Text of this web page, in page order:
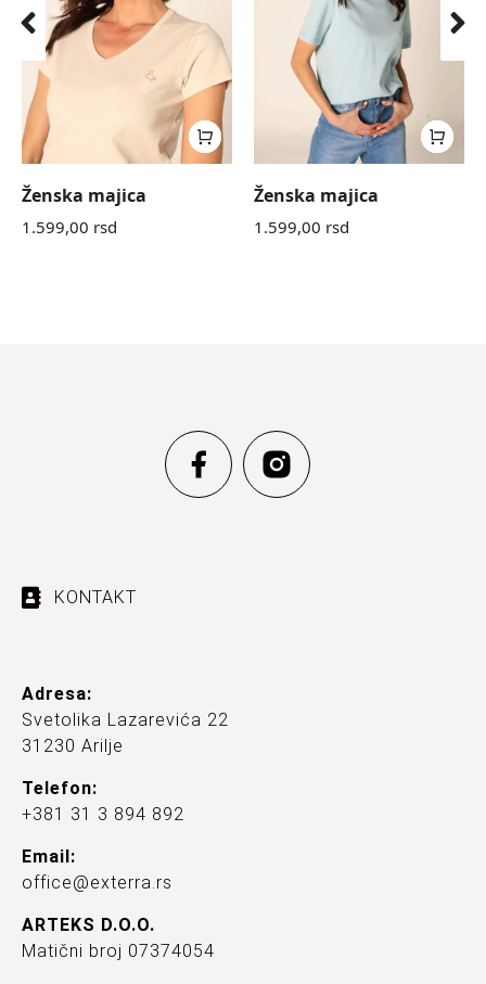
Ženska majica
1.599,00 rsd
Ženska majica
1.599,00 rsd
KONTAKT
Adresa:
Svetolika Lazarevića 22
31230 Arilje
Telefon:
+381 31 3 894 892
Email:
office@exterra.rs
ARTEKS D.O.O.
Matični broj 07374054